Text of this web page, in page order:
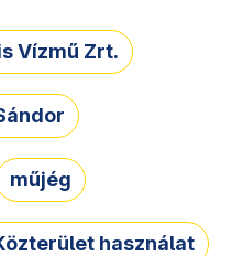
Vízmű Zrt.
műjég
használat